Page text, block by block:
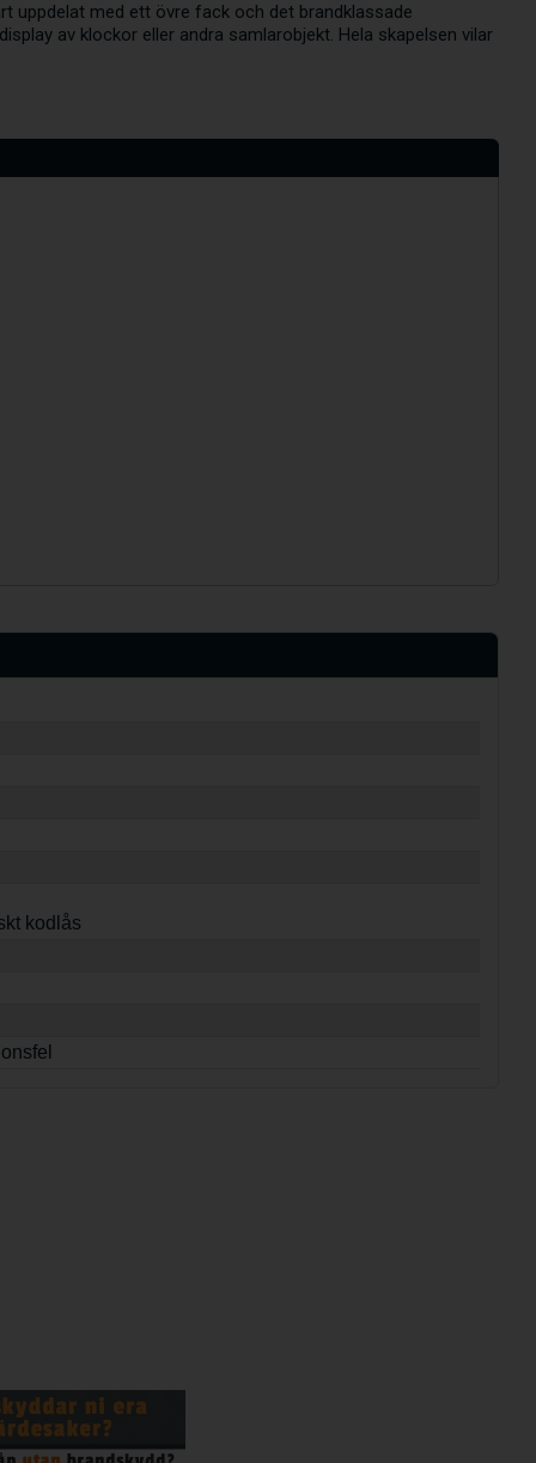
uppdelat med ett övre fack och det brandklassade
av klockor eller andra samlarobjekt. Hela skapelsen vilar
kodlås